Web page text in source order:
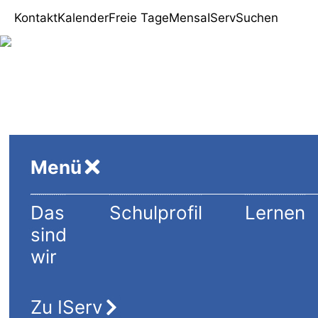
KontaktKalenderFreie TageMensaIServSuchen
Menü
Das
sind
wir
Schulprofil Lernen
Zu IServ